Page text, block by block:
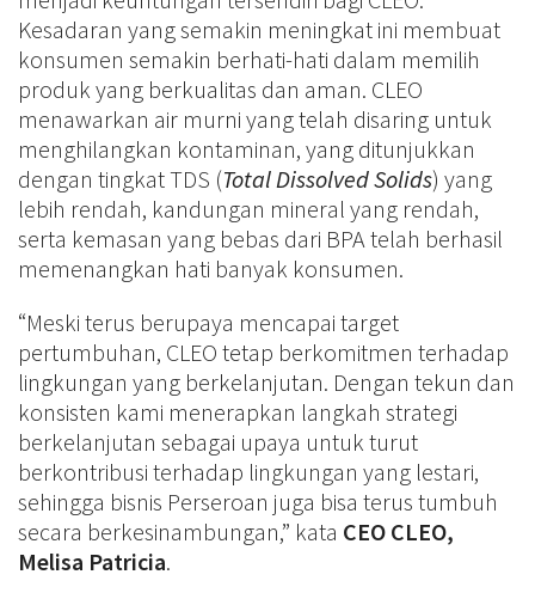
Kesadaran yang semakin meningkat ini membuat
konsumen semakin berhati-hati dalam memilih
produk yang berkualitas dan aman. CLEO
menawarkan air murni yang telah disaring untuk
menghilangkan kontaminan, yang ditunjukkan
dengan tingkat TDS (Total Dissolved Solids) yang
lebih rendah, kandungan mineral yang rendah,
serta kemasan yang bebas dari BPA telah berhasil
memenangkan hati banyak konsumen.
“Meski terus berupaya mencapai target
pertumbuhan, CLEO tetap berkomitmen terhadap
lingkungan yang berkelanjutan. Dengan tekun dan
konsisten kami menerapkan langkah strategi
berkelanjutan sebagai upaya untuk turut
berkontribusi terhadap lingkungan yang lestari,
sehingga bisnis Perseroan juga bisa terus tumbuh
secara berkesinambungan,” kata CEO CLEO,
Melisa Patricia.